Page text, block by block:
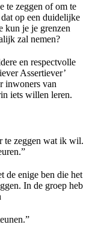
te zeggen of om te
op een duidelijke
kun je je grenzen
zal nemen?
en respectvolle
Assertiever’
inwoners van
iets willen leren.
te zeggen wat ik wil.
de enige ben die het
In de groep heb